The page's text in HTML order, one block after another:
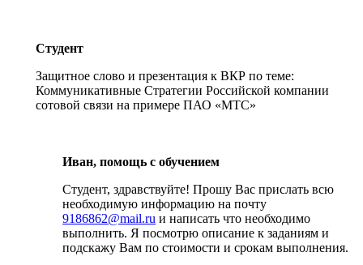
Студент
Защитное слово и презентация к ВКР по теме:
Коммуникативные Стратегии Российской компании
сотовой связи на примере ПАО «МТС»
Иван, помощь с обучением
Студент, здравствуйте! Прошу Вас прислать всю
необходимую информацию на почту
9186862@mail.ru и написать что необходимо
выполнить. Я посмотрю описание к заданиям и
подскажу Вам по стоимости и срокам выполнения.